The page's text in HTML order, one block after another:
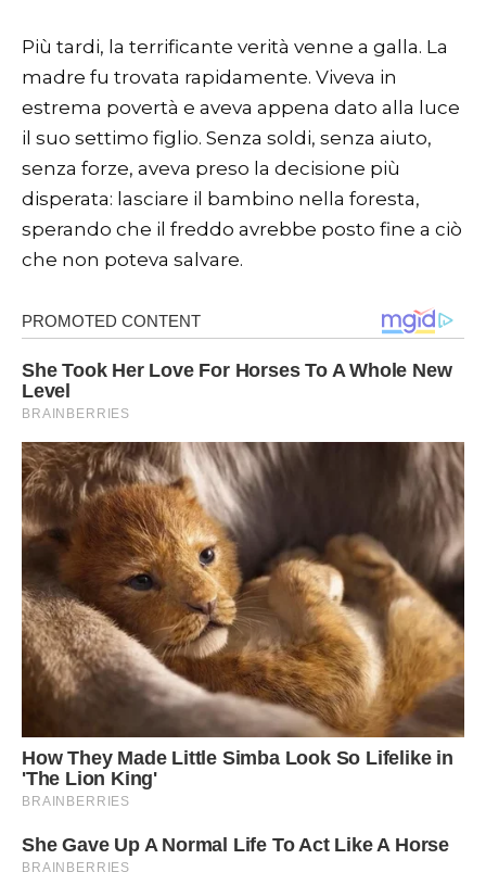
Più tardi, la terrificante verità venne a galla. La
madre fu trovata rapidamente. Viveva in
estrema povertà e aveva appena dato alla luce
il suo settimo figlio. Senza soldi, senza aiuto,
senza forze, aveva preso la decisione più
disperata: lasciare il bambino nella foresta,
sperando che il freddo avrebbe posto fine a ciò
che non poteva salvare.